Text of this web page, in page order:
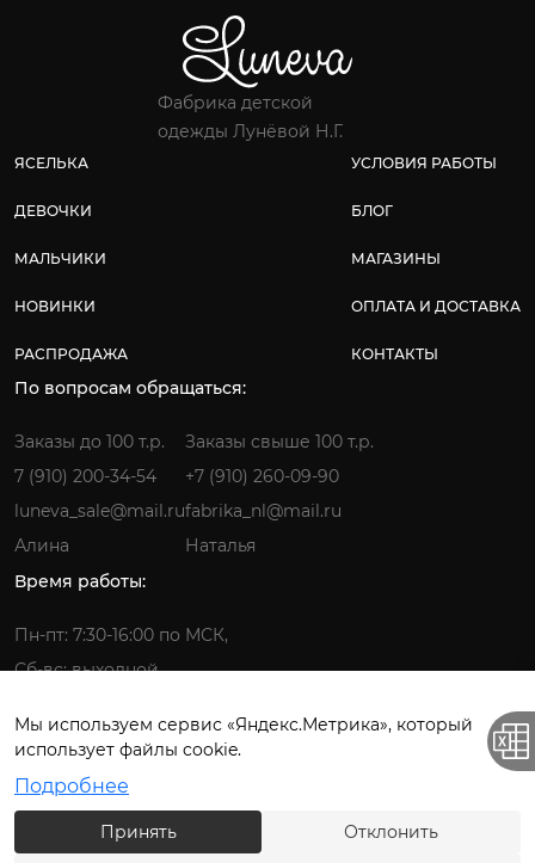
Фабрика детской
одежды Лунёвой Н.Г.
ЯСЕЛЬКА
ДЕВОЧКИ
МАЛЬЧИКИ
НОВИНКИ
РАСПРОДАЖА
УСЛОВИЯ РАБОТЫ
БЛОГ
МАГАЗИНЫ
ОПЛАТА И ДОСТАВКА
КОНТАКТЫ
По вопросам обращаться:
Заказы до 100 т.р.
7 (910) 200-34-54
luneva_sale@mail.ru
Алина
Заказы свыше 100 т.р.
+7 (910) 260-09-90
fabrika_nl@mail.ru
Наталья
Время работы:
Пн-пт: 7:30-16:00 по МСК,
Сб-вс: выходной
Фабрика детской одежды © 2026.
Мы используем сервис «Яндекс.Метрика», который
использует файлы cookie.
Подробнее
Принять Отклонить